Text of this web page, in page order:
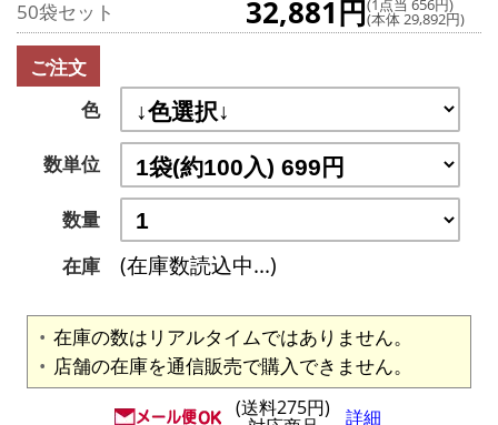
50袋セット 32,881円(1点当 656円)
(本体 29,892円)
ご注文
色
数単位
数量
在庫
(在庫数読込中...)
在庫の数はリアルタイムではありません。
店舗の在庫を通信販売で購入できません。
(送料275円) 詳細